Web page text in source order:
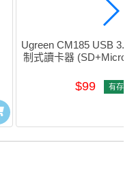
Ugreen CM185 USB
制式讀卡器
$99 有存貨